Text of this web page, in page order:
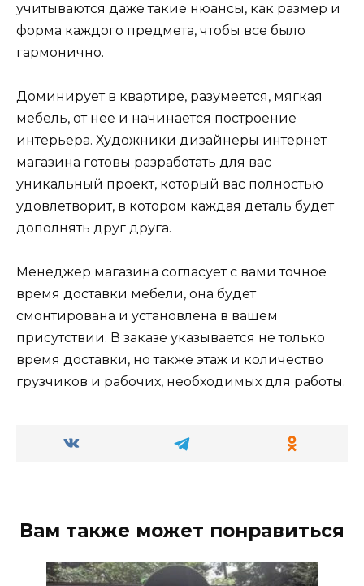
учитываются даже такие нюансы, как размер и
форма каждого предмета, чтобы все было
гармонично.
Доминирует в квартире, разумеется, мягкая
мебель, от нее и начинается построение
интерьера. Художники дизайнеры интернет
магазина готовы разработать для вас
уникальный проект, который вас полностью
удовлетворит, в котором каждая деталь будет
дополнять друг друга.
Менеджер магазина согласует с вами точное
время доставки мебели, она будет
смонтирована и установлена в вашем
присутствии. В заказе указывается не только
время доставки, но также этаж и количество
грузчиков и рабочих, необходимых для работы.
Вам также может понравиться